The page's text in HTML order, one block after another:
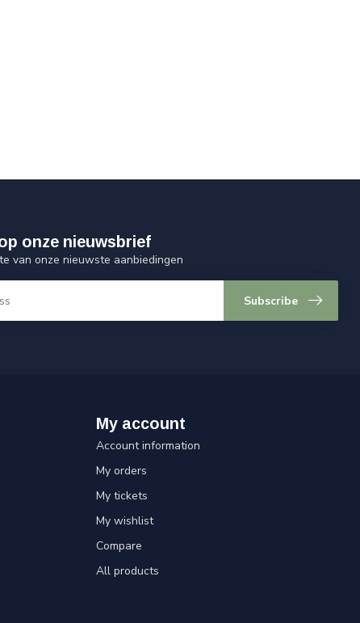
onze nieuwsbrief
van onze nieuwste aanbiedingen
Subscribe
My account
Account information
My orders
My tickets
My wishlist
Compare
All products